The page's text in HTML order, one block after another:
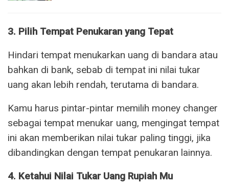
3. Pilih Tempat Penukaran yang Tepat
Hindari tempat menukarkan uang di bandara atau
bahkan di bank, sebab di tempat ini nilai tukar
uang akan lebih rendah, terutama di bandara.
Kamu harus pintar-pintar memilih money changer
sebagai tempat menukar uang, mengingat tempat
ini akan memberikan nilai tukar paling tinggi, jika
dibandingkan dengan tempat penukaran lainnya.
4. Ketahui Nilai Tukar Uang Rupiah Mu